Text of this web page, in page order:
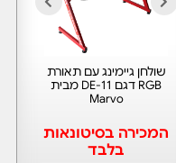
שולחן גיימינג עם תאורת
RGB דגם DE-11 מבית
Marvo
המכירה בסיטונאות
בלבד